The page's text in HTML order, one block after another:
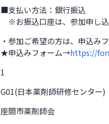
■支払い方法：銀行振込
※お振込口座は、参加申し込
・参加ご希望の方は、申込み
★申込みフォーム→https://
1
G01(日本薬剤師研修センター)
座間市薬剤師会